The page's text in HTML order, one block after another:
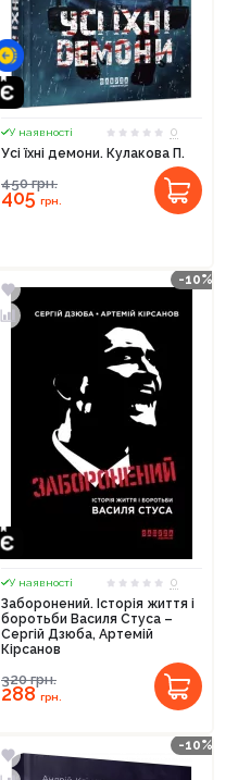
У наявності
0
Усі їхні демони. Кулакова П.
450грн.
405грн.
-10%
У наявності
0
Заборонений. Історія життя і
боротьби Василя Стуса –
Сергій Дзюба, Артемій
Кірсанов
320грн.
288грн.
-10%